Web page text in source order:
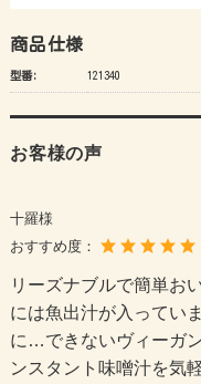
商品仕様
型番: 121340
お客様の声
十羅様
おすすめ度：
リーズナブルで簡単お
には魚出汁が入ってい
に…できないヴィーガ
ンスタント味噌汁を気